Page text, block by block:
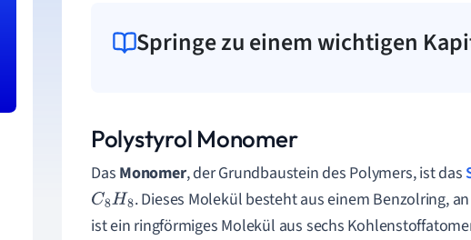
Springe zu einem wichtigen
Polystyrol Monomer
Das Monomer, der Grundbaustein des Polymers, ist das
C8H8 . Dieses Molekül besteht aus einem Benzolring,
ist ein ringförmiges Molekül aus sechs